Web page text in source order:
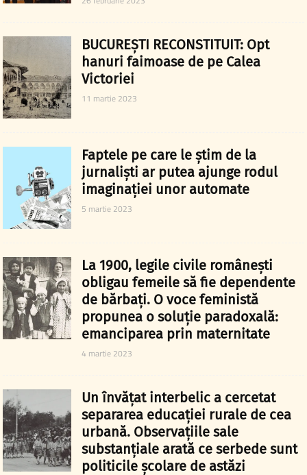
BUCUREȘTI RECONSTITUIT: Opt
hanuri faimoase de pe Calea
Victoriei
11 martie 2023
Faptele pe care le știm de la
jurnaliști ar putea ajunge rodul
imaginației unor automate
5 martie 2023
La 1900, legile civile românești
obligau femeile să fie dependente
de bărbați. O voce feministă
propunea o soluție paradoxală:
emanciparea prin maternitate
4 martie 2023
Un învățat interbelic a cercetat
separarea educației rurale de cea
urbană. Observațiile sale
substanțiale arată ce serbede sunt
politicile școlare de astăzi